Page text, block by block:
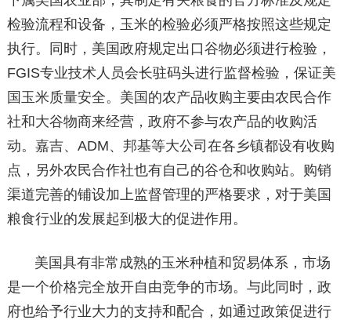
检验流程和设备，玉米的检验必须严格按照这些规定
执行。同时，美国政府规定出口谷物必须进行检验，
FGIS专业技术人员会长驻码头进行监督检验，保证美
国玉米质量安全。美国的农产品收购主要由农民合作
社和大谷物商来经营，政府不参与农产品的收购活
动。嘉吉、ADM、邦基等大公司在各乡镇都设有收购
点，另外农民合作社也有自己的谷仓和收购站。购销
渠道完善的铺设加上监督管理的严格要求，对于美国
粮食行业的发展起到极大的促进作用。
美国具有非常成熟的玉米种植和贸易体系，市场
是一个价格完全放开自由竞争的市场。与此同时，政
府也给予行业大力的支持和配合，如通过政策促进行